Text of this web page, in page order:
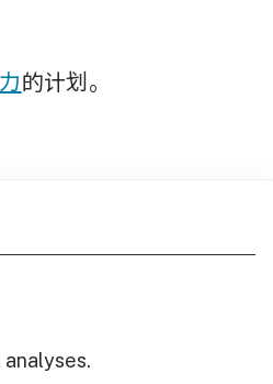
的计划。